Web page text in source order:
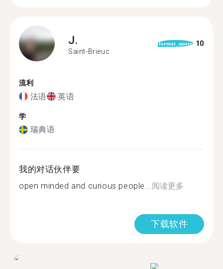
J.
Saint-Brieuc
format_quote 10
流利
法语 英语
学
瑞典语
我的对话伙伴要
open minded and curious people...阅读更多
下载软件